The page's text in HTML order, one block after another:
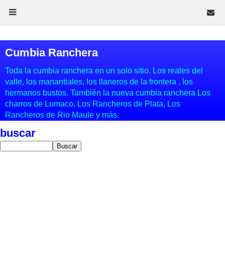
Cumbia Ranchera
Toda la cumbia ranchera en un solo sitio. Los reales del
valle, los manantiales, los llaneros de la frontera , los
hermanos bustos. También la nueva cumbia ranchera Los
charros de Lumaco, Los Rancheros de Plata, Los
Rancheros de Rio Maule y más.
buscar